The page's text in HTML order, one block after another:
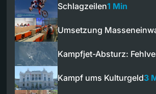
Schlagzeilen1 Min
Umsetzung
Kampfjet-Absturz:
Kampf ums Kulturgeld3